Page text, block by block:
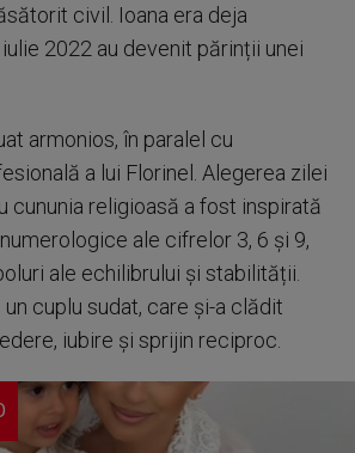
civil. Ioana era deja
2022 au devenit părinții unei
armonios, în paralel cu
a lui Florinel. Alegerea zilei
cununia religioasă a fost inspirată
ale cifrelor 3, 6 și 9,
ale echilibrului și stabilității.
cuplu sudat, care și-a clădit
iubire și sprijin reciproc.